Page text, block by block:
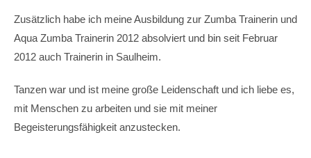
Zusätzlich habe ich meine Ausbildung zur Zumba Trainerin und
Aqua Zumba Trainerin 2012 absolviert und bin seit Februar
2012 auch Trainerin in Saulheim.
Tanzen war und ist meine große Leidenschaft und ich liebe es,
mit Menschen zu arbeiten und sie mit meiner
Begeisterungsfähigkeit anzustecken.